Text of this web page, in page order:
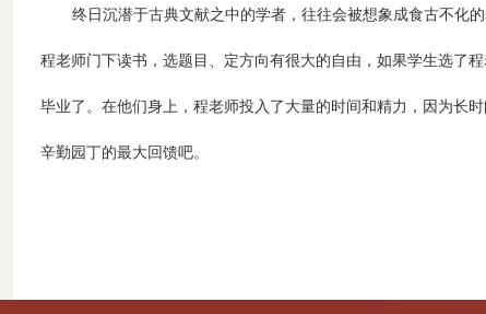
终日沉潜于古典文献之中的学者，往往会被想象成食古不
程老师门下读书，选题目、定方向有很大的自由，如果学生选了
毕业了。在他们身上，程老师投入了大量的时间和精力，因为长
辛勤园丁的最大回馈吧。